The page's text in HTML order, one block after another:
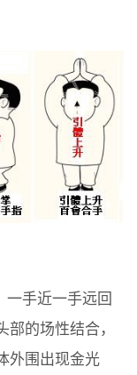
一手近一手远回
的场性结合，
外围出现金光